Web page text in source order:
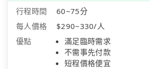
行程時間
60~75分
每人價格
$290~330/人
優點
滿足臨時需求
不需事先付款
短程價格便宜